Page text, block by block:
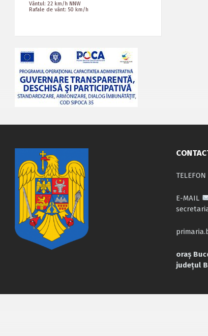
Vântul: 22 km/h NNW
Rafale de vânt: 50 km/h
TELEFON
E-MAIL
oraș
județul